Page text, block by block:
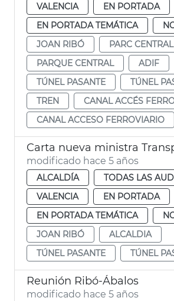
VALENCIA
EN PORTADA
EN PORTADA TEMÁTICA
JOAN RIBÓ
PARC CENTRAL
PARQUE CENTRAL
ADIF
TÚNEL PASANTE
TÚNEL
TREN
CANAL ACCÉS
CANAL ACCESO FERROVIARIO
Carta nueva ministra
modificado hace 5 años
ALCALDÍA
TODAS LAS
VALENCIA
EN PORTADA
EN PORTADA TEMÁTICA
JOAN RIBÓ
ALCALDIA
TÚNEL PASANTE
TÚNEL
Reunión Ribó-Ábalos
modificado hace 5 años